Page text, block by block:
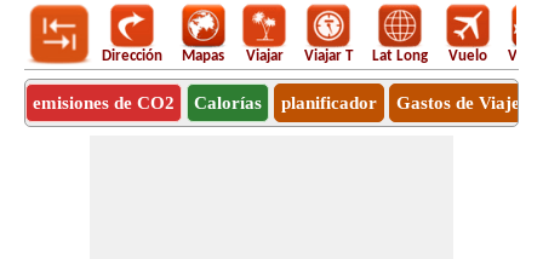
Dirección Mapas Viajar Viajar T Lat Long Vuelo
emisiones de CO2 Calorías planificador Gastos de Viaje